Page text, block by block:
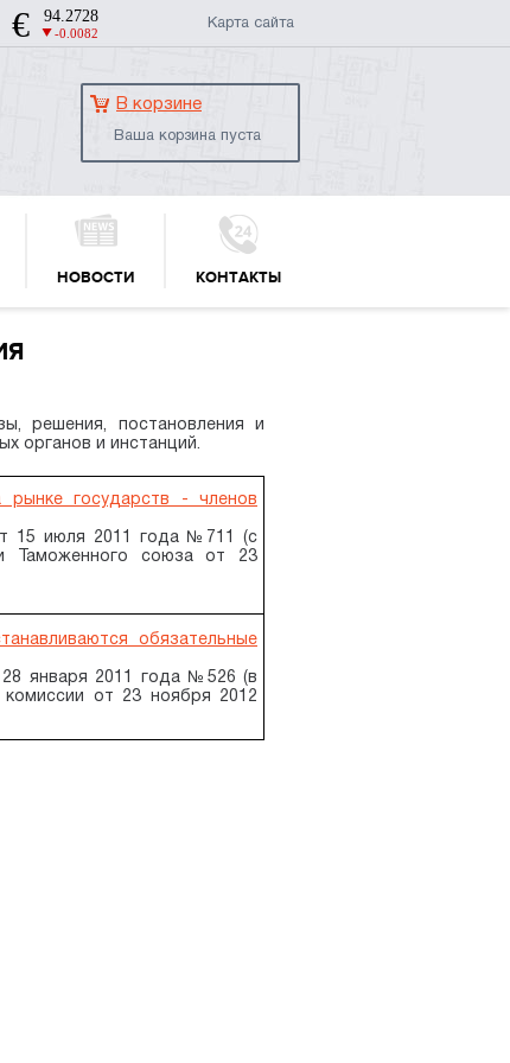
Карта сайта
В корзине
Ваша корзина пуста
НОВОСТИ КОНТАКТЫ
решения, постановления и
органов и инстанций.
государств - членов
15 июля 2011 года №711 (с
Таможенного союза от 23
обязательные
января 2011 года №526 (в
от 23 ноября 2012